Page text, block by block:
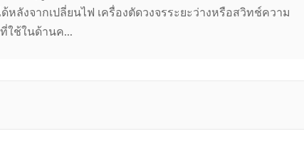
ลังจากเปลี่ยนไฟ เครื่องตัดวงจรระยะว่างหรือสวิทช์ความ
ใช้ในด้านค...